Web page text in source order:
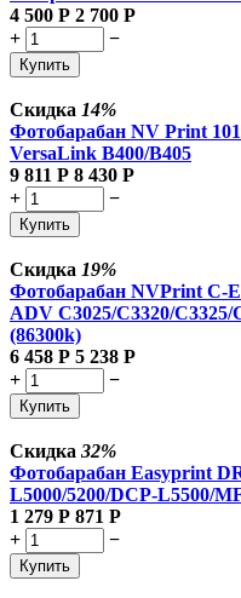
4 500 Р 2 700 Р
+
−
Купить
Скидка 14%
Фотобарабан NV Print
VersaLink B400/B405
9 811 Р 8 430 Р
+
−
Купить
Скидка 19%
Фотобарабан NVPrint C-
ADV C3025/C3320/C3325/
(86300k)
6 458 Р 5 238 Р
+
−
Купить
Скидка 32%
Фотобарабан Easyprint
L5000/5200/DCP-L5500/
1 279 Р 871 Р
+
−
Купить